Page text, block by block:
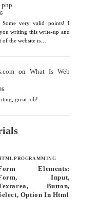
php
Some very valid points! I
writing this write-up and
of the website is…
onWhat Is Web
great job!
PROGRAMMING
Elements:
Input,
Button,
Option In Html